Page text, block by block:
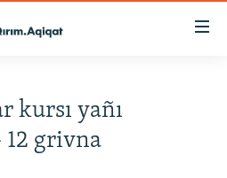
kursı yañı
grivna